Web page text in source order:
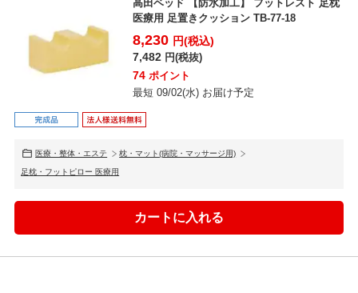
高田ベッド 【防水加工】 フットレスト 足枕
医療用 足置きクッション TB-77-18
8,230 円(税込)
7,482 円(税抜)
74 ポイント
最短 09/02(水) お届け予定
医療・整体・エステ 枕・マット(病院・マッサージ用)
足枕・フットピロー 医療用